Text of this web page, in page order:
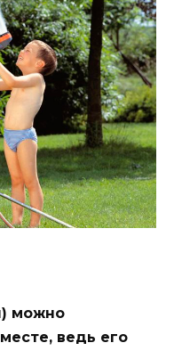
можно
ведь его